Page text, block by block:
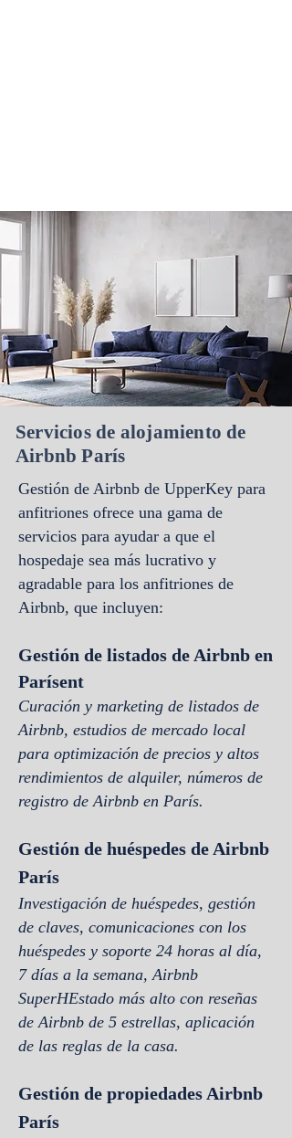
Servicios de alojamiento de
Airbnb París
Gestión de Airbnb de UpperKey para
anfitriones ofrece una gama de
servicios para ayudar a que el
hospedaje sea más lucrativo y
agradable para los anfitriones de
Airbnb, que incluyen:
Gestión de listados de Airbnb en
Parísent
Curación y marketing de listados de
Airbnb, estudios de mercado local
para optimización de precios y altos
rendimientos de alquiler, números de
registro de Airbnb en París.
Gestión de huéspedes de Airbnb
París
Investigación de huéspedes, gestión
de claves, comunicaciones con los
huéspedes y soporte 24 horas al día,
7 días a la semana, Airbnb
SuperHEstado más alto con reseñas
de Airbnb de 5 estrellas, aplicación
de las reglas de la casa.
Gestión de propiedades Airbnb
París